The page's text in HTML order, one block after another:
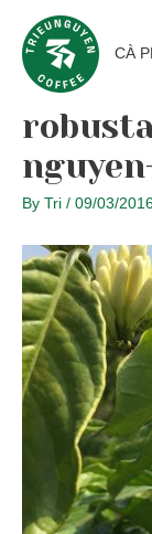
CÀ
By Tri / 09/03/